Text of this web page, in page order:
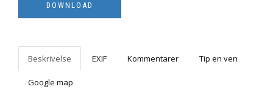
Beskrivelse EXIF Kommentarer Tip en ven
Google map